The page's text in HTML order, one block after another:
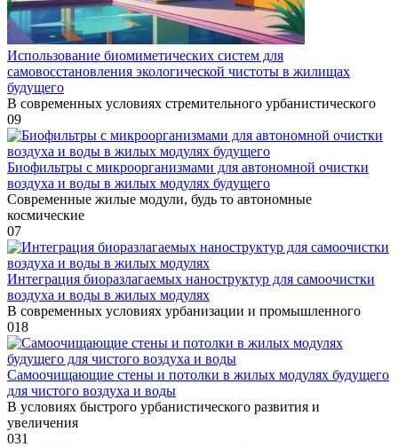
Использование биомиметических систем для
самовосстановления экологической чистоты в жилищах
будущего
В современных условиях стремительного урбанистического
09
Биофильтры с микроорганизмами для автономной очистки
воздуха и воды в жилых модулях будущего
Современные жилые модули, будь то автономные
космические
07
Интеграция биоразлагаемых наноструктур для самоочистки
воздуха и воды в жилых модулях
В современных условиях урбанизации и промышленного
018
Самоочищающие стены и потолки в жилых модулях будущего
для чистого воздуха и воды
В условиях быстрого урбанистического развития и
увеличения
031